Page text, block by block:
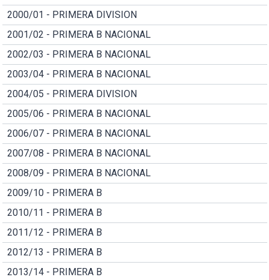
2000/01 - PRIMERA DIVISION
2001/02 - PRIMERA B NACIONAL
2002/03 - PRIMERA B NACIONAL
2003/04 - PRIMERA B NACIONAL
2004/05 - PRIMERA DIVISION
2005/06 - PRIMERA B NACIONAL
2006/07 - PRIMERA B NACIONAL
2007/08 - PRIMERA B NACIONAL
2008/09 - PRIMERA B NACIONAL
2009/10 - PRIMERA B
2010/11 - PRIMERA B
2011/12 - PRIMERA B
2012/13 - PRIMERA B
2013/14 - PRIMERA B